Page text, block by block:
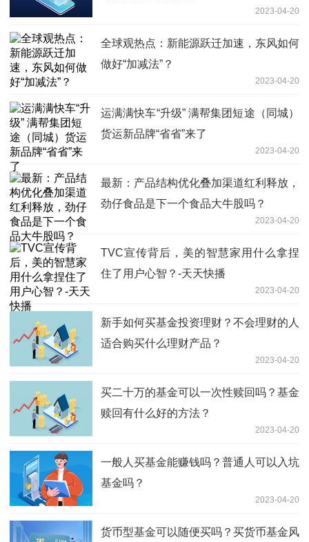
2023-04-20
全球观热点：新能源跃迁加速，东风如何
做好“加减法”？
2023-04-20
运满满快车“升级” 满帮集团短途（同城）
货运新品牌“省省”来了
2023-04-20
最新：产品结构优化叠加渠道红利释放，
劲仔食品是下一个食品大牛股吗？
2023-04-20
TVC宣传背后，美的智慧家用什么拿捏
住了用户心智？-天天快播
2023-04-20
新手如何买基金投资理财？不会理财的人
适合购买什么理财产品？
2023-04-20
买二十万的基金可以一次性赎回吗？基金
赎回有什么好的方法？
2023-04-20
一般人买基金能赚钱吗？普通人可以入坑
基金吗？
2023-04-20
货币型基金可以随便买吗？买货币基金风